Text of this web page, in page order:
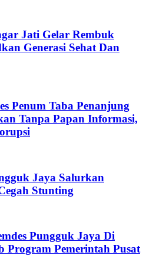
Jati Gelar Rembuk
Generasi Sehat Dan
Penum Taba Penanjung
Tanpa Papan Informasi,
Jaya Salurkan
Stunting
Pungguk Jaya Di
Program Pemerintah Pusat